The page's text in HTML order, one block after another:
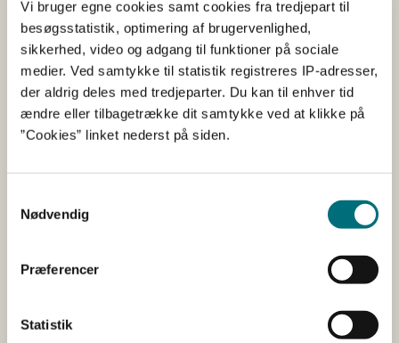
Vi bruger egne cookies samt cookies fra tredjepart til
besøgsstatistik, optimering af brugervenlighed,
sikkerhed, video og adgang til funktioner på sociale
medier. Ved samtykke til statistik registreres IP-adresser,
der aldrig deles med tredjeparter. Du kan til enhver tid
ændre eller tilbagetrække dit samtykke ved at klikke på
”Cookies” linket nederst på siden.
Nødvendig
Præferencer
Statistik
ved kontrol af efterafgrøder.
Du kan ikke bruge opsparede efterafgrøder i den
målrettede kvælstofregulering. Du kan derfor heller ikke
bruge opsparede efterafgrøder i stedet for
kvotereduktion ved sen etablering af efterafgrøder i den
målrettede kvælstofregulering.
præcisionslandbrug som alternativ til efterafgrøder. Vi
har samlet nogle spørgsmål og svar om
Find FAQ om præcisionslandbrug her